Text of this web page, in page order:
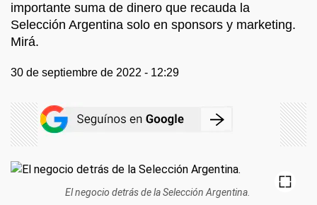
importante suma de dinero que recauda la
Selección Argentina solo en sponsors y marketing.
Mirá.
30 de septiembre de 2022 - 12:29
El negocio detrás de la Selección Argentina.